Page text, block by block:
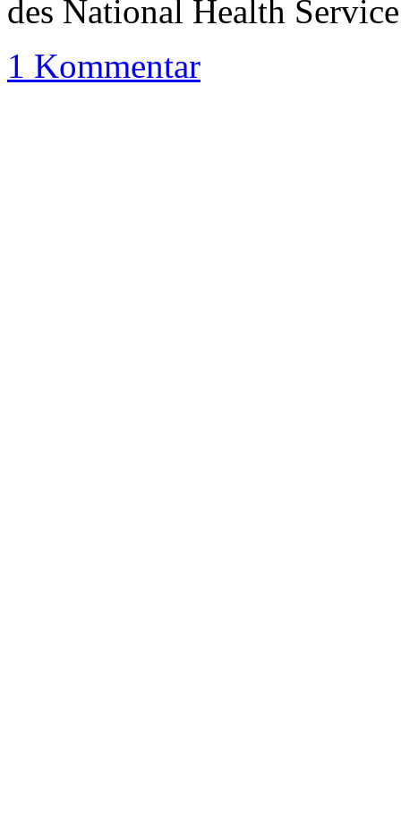
des National Health
1 Kommentar